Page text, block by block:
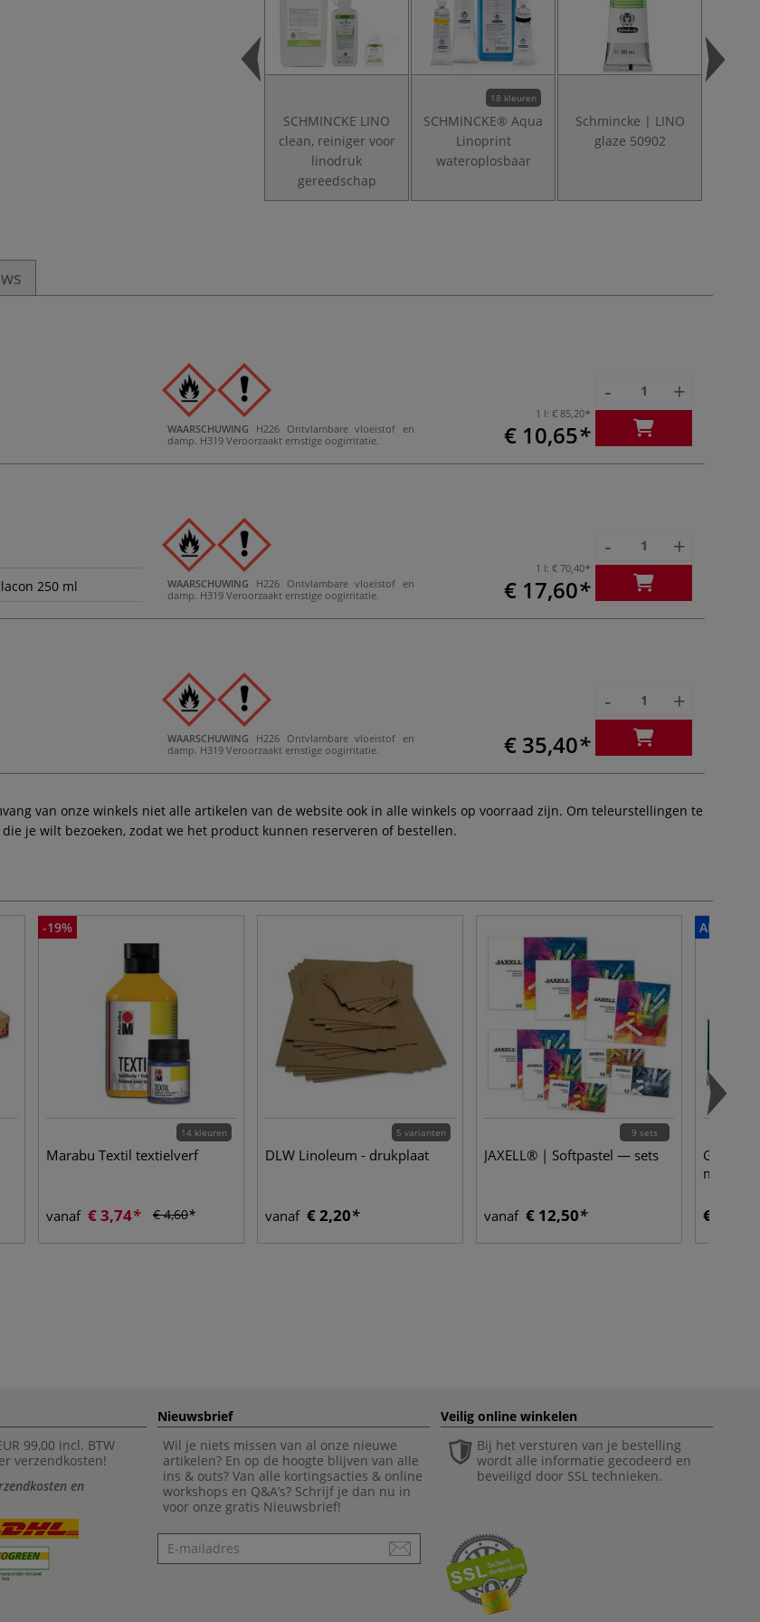
SCHMINCKE LINO
clean, reiniger voor
linodruk
gereedschap
18 kleuren
SCHMINCKE® Aqua
Linoprint
wateroplosbaar
Schmincke | LINO
glaze 50902
WAARSCHUWING
H226 Ontvlambare vloeistof en
damp. H319 Veroorzaakt ernstige oogirritatie.
1 l:€ 85,20
€ 10,65
- +
250 ml WAARSCHUWING
H226 Ontvlambare vloeistof en
damp. H319 Veroorzaakt ernstige oogirritatie.
1 l:€ 70,40
€ 17,60
- +
WAARSCHUWING
H226 Ontvlambare vloeistof en
damp. H319 Veroorzaakt ernstige oogirritatie. € 35,40
- +
van onze winkels niet alle artikelen van de website ook in alle winkels op voorraad zijn. Om teleurstellingen te
je wilt bezoeken, zodat we het product kunnen reserveren of bestellen.
-19%
14 kleuren
Marabu Textil textielverf
vanaf € 3,74 € 4,60
5 varianten
DLW Linoleum - drukplaat
vanaf € 2,20
9 sets
JAXELL® | Softpastel — sets
vanaf € 12,50
ALTIJD
€ 16,75
99,00 incl. BTW
verzendkosten!
en
Nieuwsbrief
Wil je niets missen van al onze nieuwe
artikelen? En op de hoogte blijven van alle
ins & outs? Van alle kortingsacties & online
workshops en Q&A’s? Schrijf je dan nu in
voor onze gratis Nieuwsbrief!
Nieuwsbrief
Veilig online winkelen
Bij het versturen van je bestelling
wordt alle informatie gecodeerd en
beveiligd door SSL technieken.